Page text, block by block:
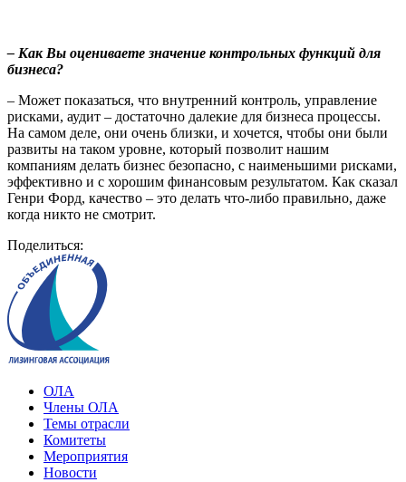
– Как Вы оцениваете значение контрольных функций для
бизнеса?
– Может показаться, что внутренний контроль, управление
рисками, аудит – достаточно далекие для бизнеса процессы.
На самом деле, они очень близки, и хочется, чтобы они были
развиты на таком уровне, который позволит нашим
компаниям делать бизнес безопасно, с наименьшими рисками,
эффективно и с хорошим финансовым результатом. Как сказал
Генри Форд, качество – это делать что-либо правильно, даже
когда никто не смотрит.
Поделиться:
ОЛА
Члены ОЛА
Темы отрасли
Комитеты
Мероприятия
Новости